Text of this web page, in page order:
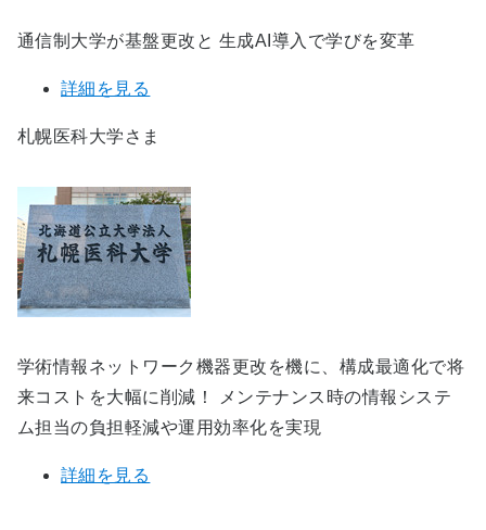
通信制大学が基盤更改と 生成AI導入で学びを変革
詳細を見る
札幌医科大学さま
学術情報ネットワーク機器更改を機に、構成最適化で将
来コストを大幅に削減！ メンテナンス時の情報システ
ム担当の負担軽減や運用効率化を実現
詳細を見る